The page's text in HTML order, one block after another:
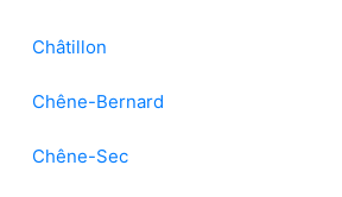
Châtillon
Chêne-Bernard
Chêne-Sec